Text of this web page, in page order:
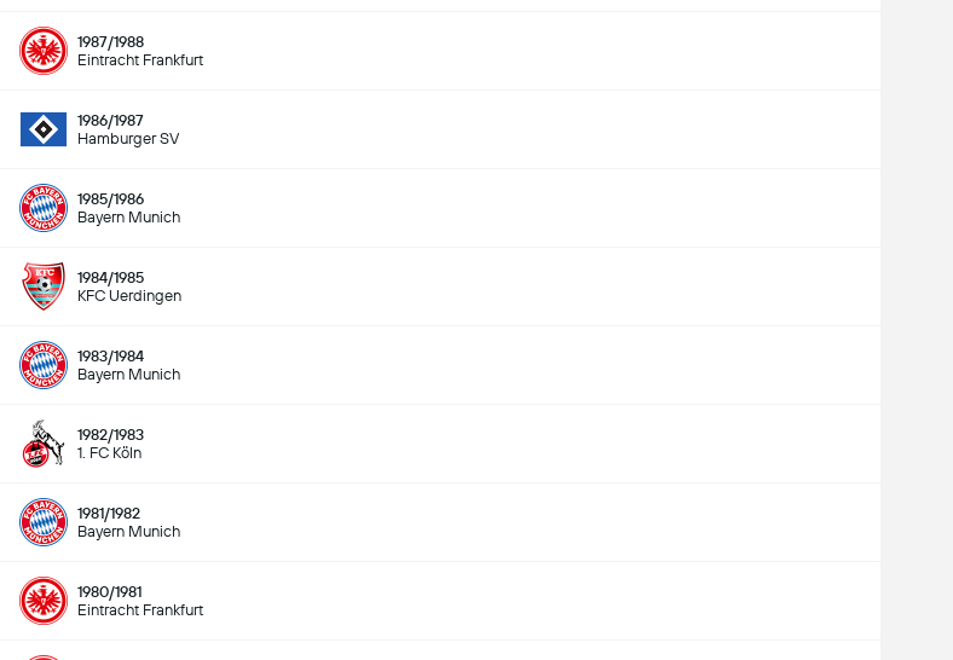
1987/1988
Eintracht Frankfurt
1986/1987
Hamburger SV
1985/1986
Bayern Munich
1984/1985
KFC Uerdingen
1983/1984
Bayern Munich
1982/1983
1. FC Köln
1981/1982
Bayern Munich
1980/1981
Eintracht Frankfurt